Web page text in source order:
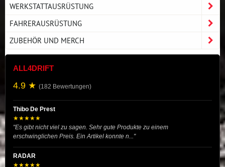
WERKSTATTAUSRÜSTUNG
FAHRERAUSRÜSTUNG
ZUBEHÖR UND MERCH
ALL4DRIFT
4.9 ★ (182 Bewertungen)
Thibo De Prest
★★★★★
"Es gibt nicht viel zu sagen. Sehr gute Produkte zu einem
erschwinglichen Preis. Ein Artikel konnte n..."
RADAR
★★★★★